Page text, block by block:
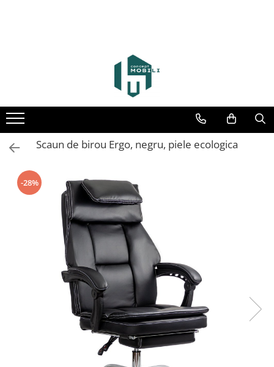
Scaun de birou Ergo, negru, piele ecologica
-28%